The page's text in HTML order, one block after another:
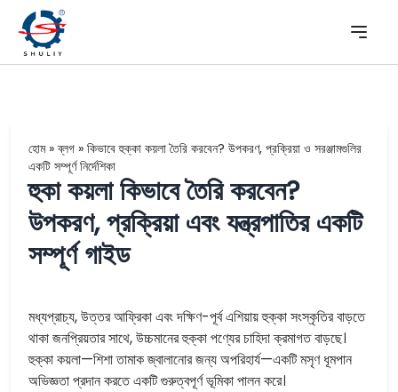
হোম»ব্লগ » কিভাবে হুক্কা কয়লা তৈরি করবেন? উপকরণ, প্রক্রিয়া ও সরঞ্জামগুলির
একটি সম্পূর্ণ নির্দেশিকা
হুকা কয়লা কিভাবে তৈরি করবেন?
উপকরণ, প্রক্রিয়া এবং যন্ত্রপাতির একটি
সম্পূর্ণ গাইড
মধ্যপ্রাচ্য, উত্তর আফ্রিকা এবং দক্ষিণ-পূর্ব এশিয়ায় হুক্কা সংস্কৃতির বাড়তে
থাকা জনপ্রিয়তার সাথে, উচ্চমানের হুক্কা পণ্যের চাহিদা ক্রমাগত বাড়ছে।
হুক্কা কয়লা—শিশা তামাক জ্বালানোর জন্য অপরিহার্য—একটি মসৃণ ধূমপান
অভিজ্ঞতা প্রদান করতে একটি গুরুত্বপূর্ণ ভূমিকা পালন করে।